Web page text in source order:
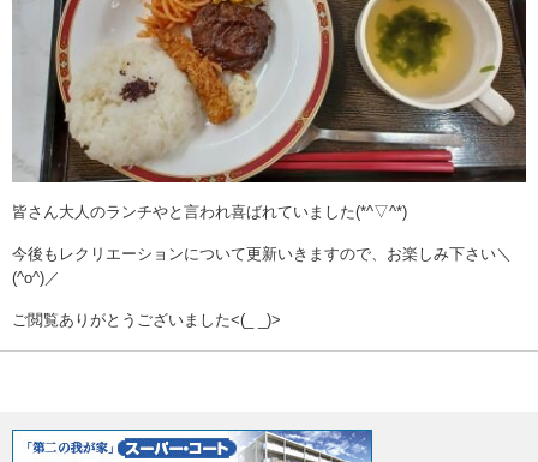
皆さん大人のランチやと言われ喜ばれていました(*^▽^*)
今後もレクリエーションについて更新いきますので、お楽しみ下さい＼
(^o^)／
ご閲覧ありがとうございました<(_ _)>